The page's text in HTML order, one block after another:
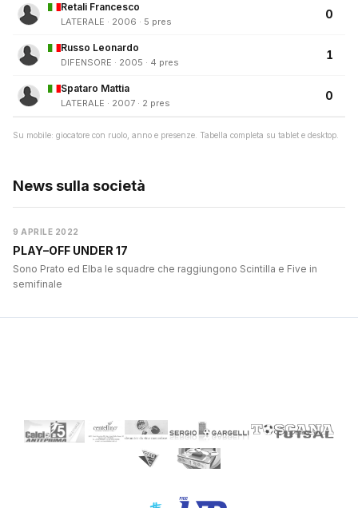
Retali Francesco
LATERALE · 2006 · 5 pres
0
Russo Leonardo
DIFENSORE · 2005 · 4 pres
1
Spataro Mattia
LATERALE · 2007 · 2 pres
0
Su mobile: giocatore con ruolo, anno e presenze. Tabella completa su tablet e desktop.
News sulla società
9 APRILE 2022
PLAY–OFF UNDER 17
Sono Prato ed Elba le squadre che raggiungono Scintilla e Five in
semifinale